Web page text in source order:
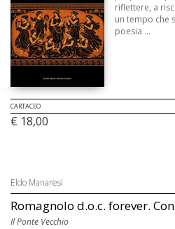
riflettere, a
un tempo che
poesia ...
CARTACEO
€ 18,00
Eldo Manaresi
Romagnolo d.o.c. forever.
Il Ponte Vecchio